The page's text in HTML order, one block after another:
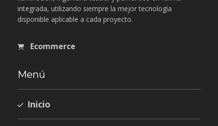
integrada, utilizando siempre la mejor tecnología
disponible aplicable a cada proyecto.
Ecommerce
Menú
Inicio